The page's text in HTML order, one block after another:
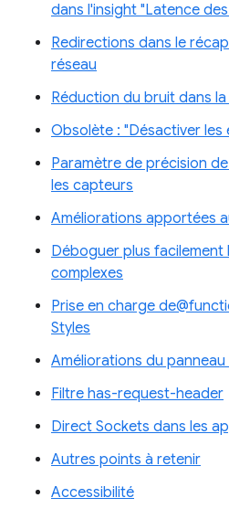
dans l'insight "Latence
Redirections dans le
réseau
Réduction du bruit dans
Obsolète : "Désactiver les
Paramètre de précision
les capteurs
Améliorations apportées
Déboguer plus facilement
complexes
Prise en charge
Styles
Améliorations du panneau
Filtre has-request-header
Direct Sockets dans les
Autres points à retenir
Accessibilité